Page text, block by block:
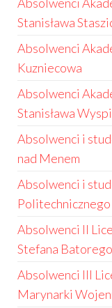
Stanisława
Absolwenci
Kuzniecowa
Absolwenci
Stanisława
Absolwenci i
nad Menem
Absolwenci i
Politechnicznego
Absolwenci II
Stefana
Absolwenci III
Marynarki